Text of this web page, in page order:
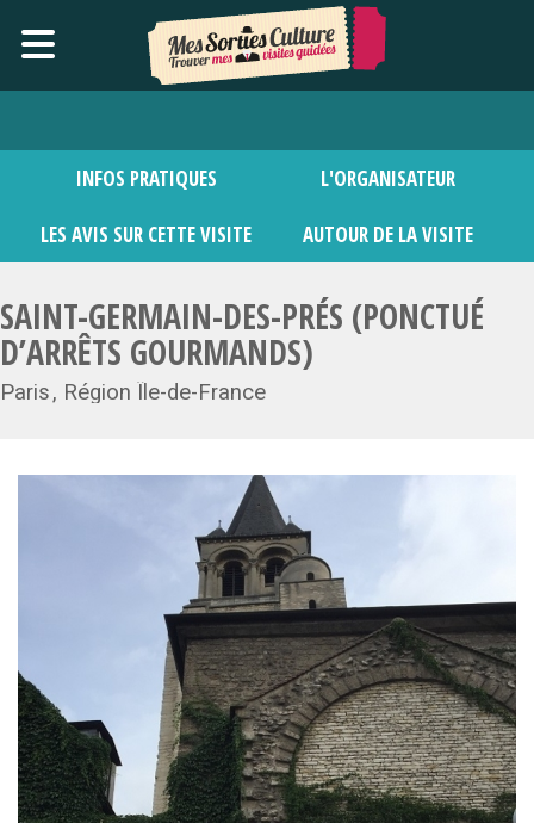
INFOS PRATIQUES L'ORGANISATEUR
LES AVIS SUR CETTE VISITE AUTOUR DE LA VISITE
SAINT-GERMAIN-DES-PRÉS (PONCTUÉ
D’ARRÊTS GOURMANDS)
Paris Région Île-de-France